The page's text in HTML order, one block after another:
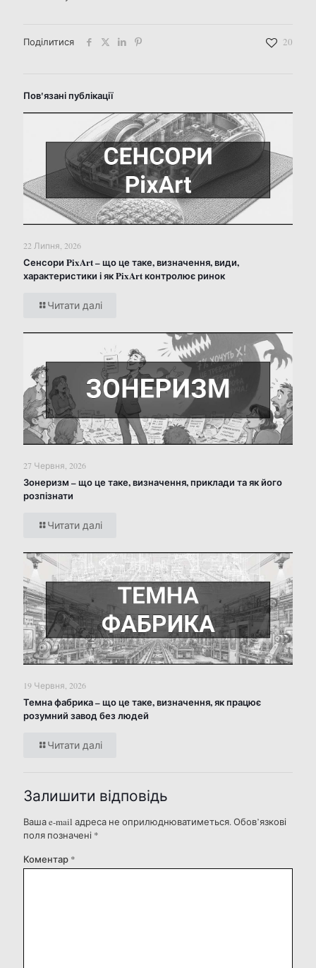
Поділитися 20
Пов'язані публікації
22 Липня, 2026
Сенсори PixArt – що це таке, визначення, види,
характеристики і як PixArt контролює ринок
Читати далі
27 Червня, 2026
Зонеризм – що це таке, визначення, приклади та як його
розпізнати
Читати далі
19 Червня, 2026
Темна фабрика – що це таке, визначення, як працює
розумний завод без людей
Читати далі
Залишити відповідь
Ваша e-mail адреса не оприлюднюватиметься.Обов’язкові
поля позначені *
Коментар *